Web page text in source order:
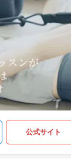
公式サイト